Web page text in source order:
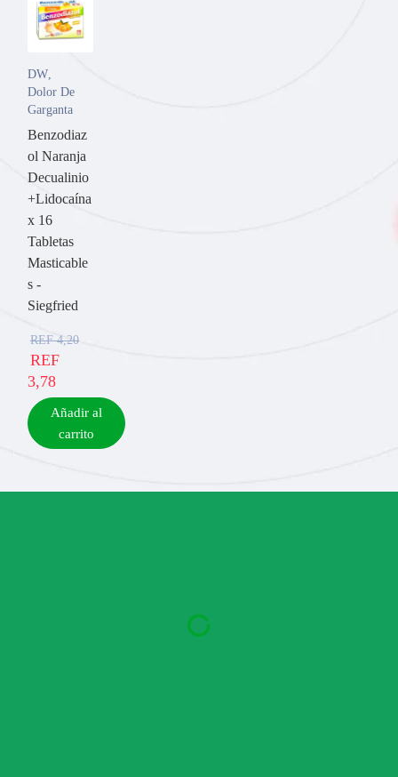
DW,
Dolor De
Garganta
Benzodiaz
ol Naranja
Decualinio
+Lidocaína
x 16
Tabletas
Masticable
s -
Siegfried
REF4,20
REF
3,78
Añadir al
carrito